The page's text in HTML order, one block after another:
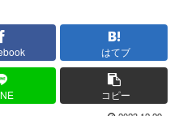
はてブ
コピー